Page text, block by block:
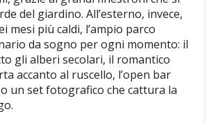
del giardino. All’esterno, invece,
mesi più caldi, l’ampio parco
da sogno per ogni momento: il
gli alberi secolari, il romantico
accanto al ruscello, l’open bar
un set fotografico che cattura la